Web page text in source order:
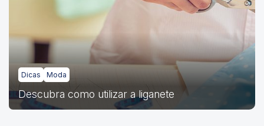
Dicas Moda
Descubra como utilizar a liganete